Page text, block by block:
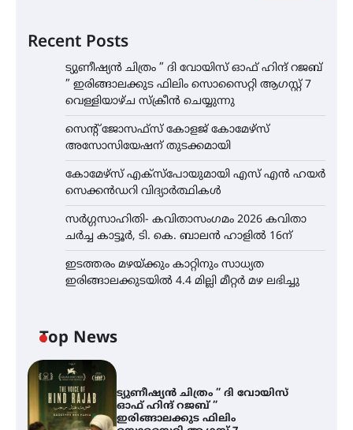
Recent Posts
ട്യുണീഷ്യൻ ചിത്രം ” ദി വോയിസ് ഓഫ് ഹിന്ദ് റജബ്
” ഇരിങ്ങാലക്കുട ഫിലിം സൊസൈറ്റി ആഗസ്റ്റ് 7
വെള്ളിയാഴ്ച സ്‌ക്രീൻ ചെയ്യുന്നു
സെന്റ് ജോസഫ്സ് കോളജ് കോമേഴ്‌സ്
അസോസിയേഷന് തുടക്കമായി
കോമേഴ്സ് എക്സ്പോയുമായി എസ് എൻ ഹയർ
സെക്കൻഡറി വിദ്യാർത്ഥികൾ
സർഗ്ഗസാഹിതി- കവിതാസംഗമം 2026 കവിതാ
ചർച്ച കാട്ടൂർ, ടി. കെ. ബാലൻ ഹാളിൽ 16ന്
ഇടത്തരം മഴയ്ക്കും കാറ്റിനും സാധ്യത
ഇരിങ്ങാലക്കുടയിൽ 4.4 മില്ലി മീറ്റർ മഴ ലഭിച്ചു
Top News
ട്യുണീഷ്യൻ ചിത്രം ” ദി വോയിസ്
ഓഫ് ഹിന്ദ് റജബ് ”
ഇരിങ്ങാലക്കുട ഫിലിം